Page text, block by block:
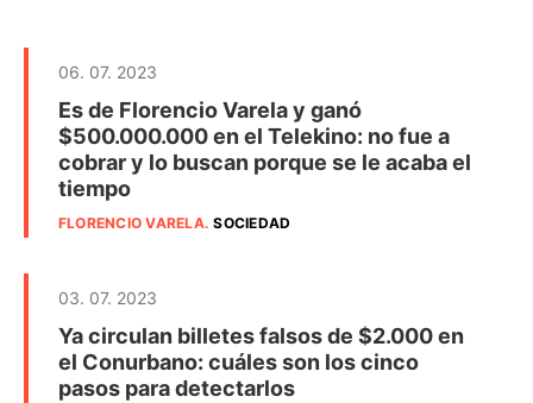
06. 07. 2023
Es de Florencio Varela y ganó
$500.000.000 en el Telekino: no fue a
cobrar y lo buscan porque se le acaba el
tiempo
FLORENCIO VARELA.SOCIEDAD
03. 07. 2023
Ya circulan billetes falsos de $2.000 en
el Conurbano: cuáles son los cinco
pasos para detectarlos